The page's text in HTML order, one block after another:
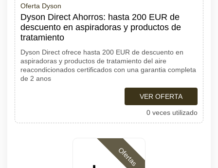
Oferta Dyson
Dyson Direct Ahorros: hasta 200 EUR de
descuento en aspiradoras y productos de
tratamiento
Dyson Direct ofrece hasta 200 EUR de descuento en
aspiradoras y productos de tratamiento del aire
reacondicionados certificados con una garantia completa
de 2 anos
VER OFERTA
0 veces utilizado
Ofertas